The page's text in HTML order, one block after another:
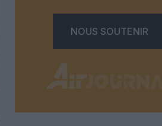
NOUS SOUTENIR